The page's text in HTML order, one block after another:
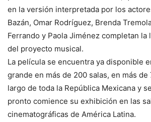
en la versión interpretada por los
Bazán, Omar Rodríguez, Brenda
Ferrando y Paola Jiménez completan
del proyecto musical.
La película se encuentra ya disponible
grande en más de 200 salas, en más de
largo de toda la República Mexicana y
pronto comience su exhibición en las
cinematográficas de América Latina.